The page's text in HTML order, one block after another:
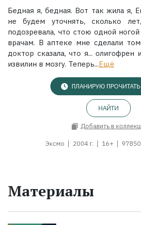
Бедная я, бедная. Вот так жила я,
не будем уточнять, сколько
подозревала, что стою одной
врачам. В аптеке мне сделали
доктор сказала, что я... олигофрен
извилин в мозгу. Теперь...Ещё
ПЛАНИРУЮ ПРОЧИТАТЬ
НАЙТИ
Добавить в
Эксмо 2004 г. 16+
Материалы